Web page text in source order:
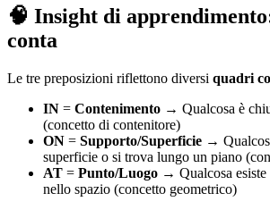
🧠 Insight di
conta
Le tre preposizioni riflettono diversi quadri
IN = Contenimento → Qualcosa è
(concetto di contenitore)
ON = Supporto/Superficie →
superficie o si trova lungo un piano
AT = Punto/Luogo → Qualcosa
nello spazio (concetto geometrico)